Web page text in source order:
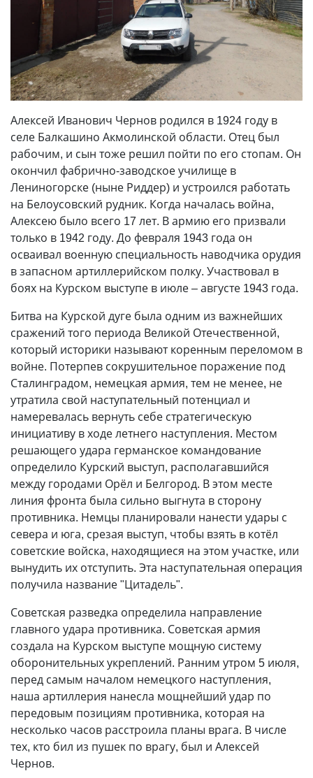
Алексей Иванович Чернов родился в 1924 году в
селе Балкашино Акмолинской области. Отец был
рабочим, и сын тоже решил пойти по его стопам. Он
окончил фабрично-заводское училище в
Лениногорске (ныне Риддер) и устроился работать
на Белоусовский рудник. Когда началась война,
Алексею было всего 17 лет. В армию его призвали
только в 1942 году. До февраля 1943 года он
осваивал военную специальность наводчика орудия
в запасном артиллерийском полку. Участвовал в
боях на Курском выступе в июле – августе 1943 года.
Битва на Курской дуге была одним из важнейших
сражений того периода Великой Отечественной,
который историки называют коренным переломом в
войне. Потерпев сокрушительное поражение под
Сталинградом, немецкая армия, тем не менее, не
утратила свой наступательный потенциал и
намеревалась вернуть себе стратегическую
инициативу в ходе летнего наступления. Местом
решающего удара германское командование
определило Курский выступ, располагавшийся
между городами Орёл и Белгород. В этом месте
линия фронта была сильно выгнута в сторону
противника. Немцы планировали нанести удары с
севера и юга, срезая выступ, чтобы взять в котёл
советские войска, находящиеся на этом участке, или
вынудить их отступить. Эта наступательная операция
получила название "Цитадель".
Советская разведка определила направление
главного удара противника. Советская армия
создала на Курском выступе мощную систему
оборонительных укреплений. Ранним утром 5 июля,
перед самым началом немецкого наступления,
наша артиллерия нанесла мощнейший удар по
передовым позициям противника, которая на
несколько часов расстроила планы врага. В числе
тех, кто бил из пушек по врагу, был и Алексей
Чернов.